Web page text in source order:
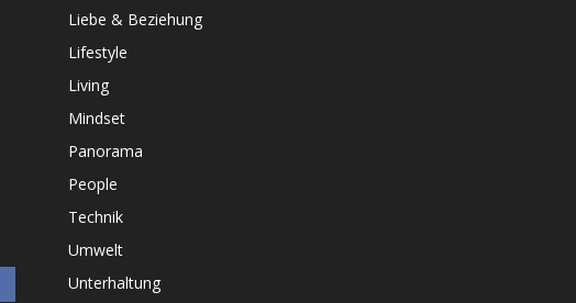
Liebe & Beziehung
Lifestyle
Living
Mindset
Panorama
People
Technik
Umwelt
Unterhaltung